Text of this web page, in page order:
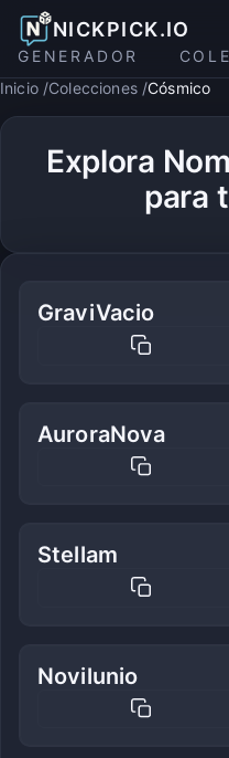
NICKPICK.IO
GENERADOR
Inicio Colecciones Cósmico
Explora
para
GraviVacio
AuroraNova
Stellam
Novilunio